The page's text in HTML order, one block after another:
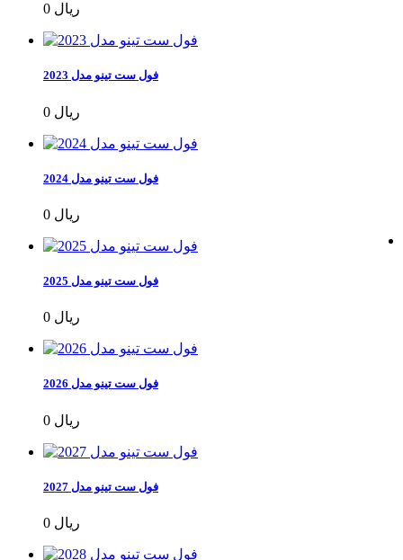
0 ریال
فول ست تینو مدل 2023
0 ریال
فول ست تینو مدل 2024
0 ریال
فول ست تینو مدل 2025
0 ریال
فول ست تینو مدل 2026
0 ریال
فول ست تینو مدل 2027
0 ریال